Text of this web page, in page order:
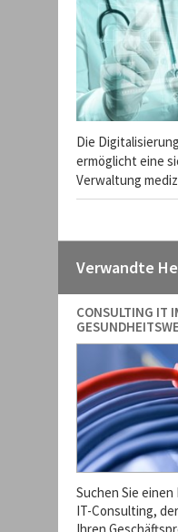
Die
ermöglicht eine
Verwaltung
Verwandte
CONSULTING IT
Suchen Sie
IT-Consulting,